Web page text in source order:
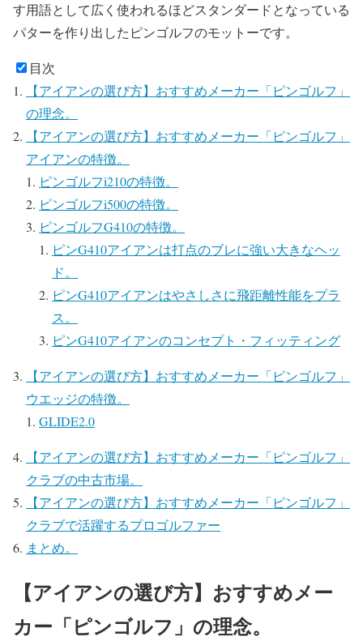
す用語として広く使われるほどスタンダードとなっている
パターを作り出したピンゴルフのモットーです。
目次
【アイアンの選び方】おすすめメーカー「ピンゴルフ」
の理念。
【アイアンの選び方】おすすめメーカー「ピンゴルフ」
アイアンの特徴。
ピンゴルフi210の特徴。
ピンゴルフi500の特徴。
ピンゴルフG410の特徴。
ピンG410アイアンは打点のブレに強い大きなヘッ
ド。
ピンG410アイアンはやさしさに飛距離性能をプラ
ス。
ピンG410アイアンのコンセプト・フィッティング
【アイアンの選び方】おすすめメーカー「ピンゴルフ」
ウエッジの特徴。
GLIDE2.0
【アイアンの選び方】おすすめメーカー「ピンゴルフ」
クラブの中古市場。
【アイアンの選び方】おすすめメーカー「ピンゴルフ」
クラブで活躍するプロゴルファー
まとめ。
【アイアンの選び方】おすすめメー
カー「ピンゴルフ」の理念。